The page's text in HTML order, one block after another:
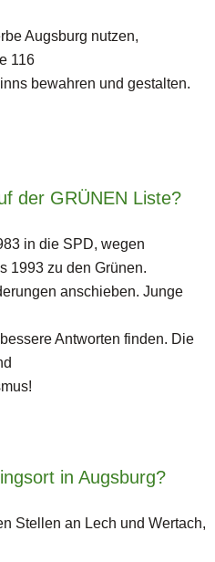
Augsburg nutzen,
116
bewahren und gestalten.
der GRÜNEN Liste?
in die SPD, wegen
1993 zu den Grünen.
anschieben. Junge
Antworten finden. Die
in Augsburg?
Stellen an Lech und Wertach,